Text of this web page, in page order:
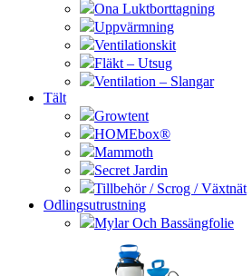
Ona Luktborttagning
Uppvärmning
Ventilationskit
Fläkt – Utsug
Ventilation – Slangar
Tält
Growtent
HOMEbox®
Mammoth
Secret Jardin
Tillbehör / Scrog / Växtnät
Odlingsutrustning
Mylar Och Bassängfolie